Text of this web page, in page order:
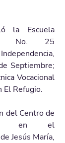
la Escuela
No. 25
Septiembre;
Vocacional
El Refugio.
del Centro de
en el
Jesús María,